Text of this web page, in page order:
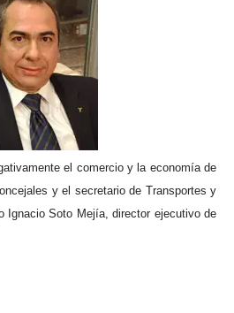
el comercio y la economía de
y el secretario de Transportes y
Ignacio Soto Mejía, director ejecutivo de